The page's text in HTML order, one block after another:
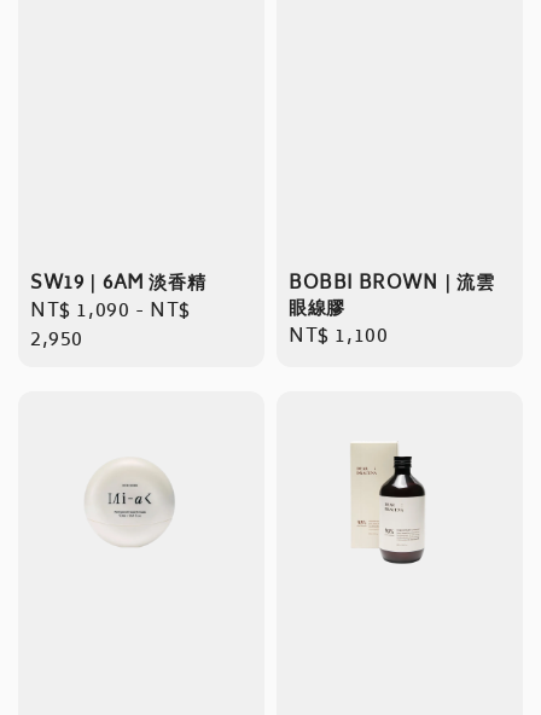
SW19｜6AM 淡香精
Regular
price
NT$ 1,090 - NT$
2,950
BOBBI BROWN｜流雲
眼線膠
Regular
NT$ 1,100